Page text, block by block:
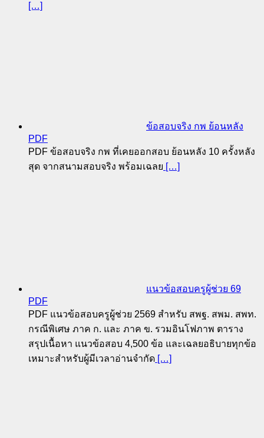
[…]
ข้อสอบจริง กพ ย้อนหลัง
PDF
PDF ข้อสอบจริง กพ ที่เคยออกสอบ ย้อนหลัง 10 ครั้งหลัง
สุด จากสนามสอบจริง พร้อมเฉลย […]
แนวข้อสอบครูผู้ช่วย 69
PDF
PDF แนวข้อสอบครูผู้ช่วย 2569 สำหรับ สพฐ. สพม. สพท.
กรณีพิเศษ ภาค ก. และ ภาค ข. รวมอินโฟภาพ ตาราง
สรุปเนื้อหา แนวข้อสอบ 4,500 ข้อ และเฉลยอธิบายทุกข้อ
เหมาะสำหรับผู้มีเวลาอ่านจำกัด […]